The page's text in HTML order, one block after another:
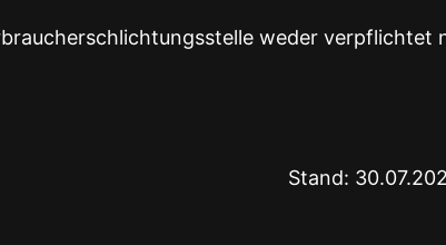
weder verpflichtet
Stand: